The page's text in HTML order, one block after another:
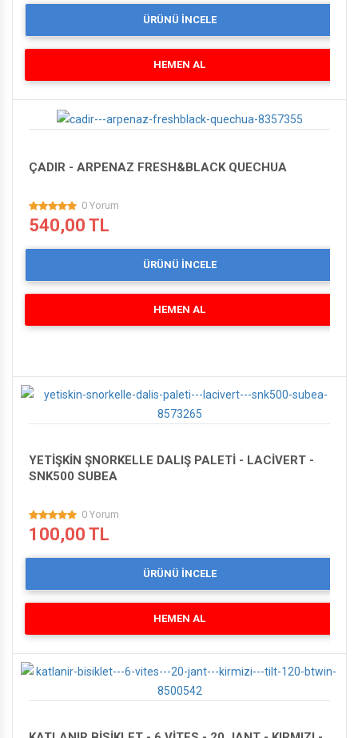
ÜRÜNÜ İNCELE
HEMEN AL
ÇADIR - ARPENAZ FRESH&BLACK QUECHUA
0 Yorum
540,00 TL
ÜRÜNÜ İNCELE
HEMEN AL
YETİŞKİN ŞNORKELLE DALIŞ PALETİ - LACİVERT -
SNK500 SUBEA
0 Yorum
100,00 TL
ÜRÜNÜ İNCELE
HEMEN AL